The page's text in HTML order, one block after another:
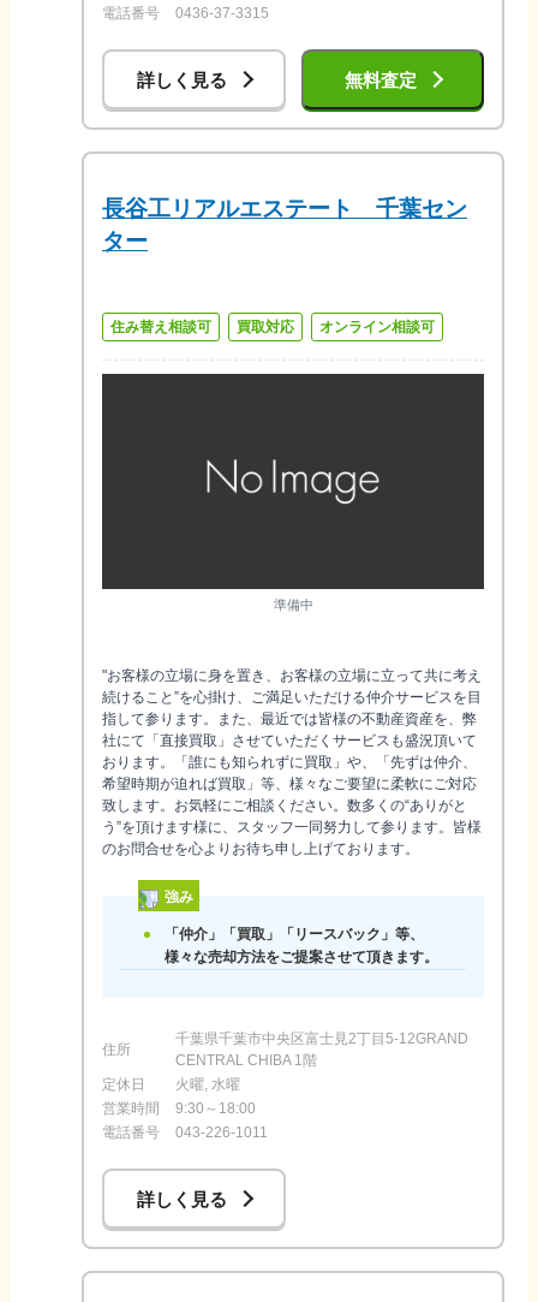
電話番号
0436-37-3315
詳しく見る 無料査定
長谷工リアルエステート 千葉セン
ター
住み替え相談可 買取対応 オンライン相談可
準備中
"お客様の立場に身を置き、お客様の立場に立って共に考え
続けること”を心掛け、ご満足いただける仲介サービスを目
指して参ります。また、最近では皆様の不動産資産を、弊
社にて「直接買取」させていただくサービスも盛況頂いて
おります。「誰にも知られずに買取」や、「先ずは仲介、
希望時期が迫れば買取」等、様々なご要望に柔軟にご対応
致します。お気軽にご相談ください。数多くの“ありがと
う”を頂けます様に、スタッフ一同努力して参ります。皆様
のお問合せを心よりお待ち申し上げております。
強み
「仲介」「買取」「リースバック」等、
様々な売却方法をご提案させて頂きます。
住所
千葉県千葉市中央区富士見2丁目5-12GRAND
CENTRAL CHIBA 1階
定休日
火曜, 水曜
営業時間
9:30～18:00
電話番号
043-226-1011
詳しく見る